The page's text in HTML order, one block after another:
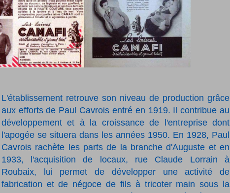
L'établissement retrouve son niveau de production grâce
aux efforts de Paul Cavrois entré en 1919. Il contribue au
développement et à la croissance de l'entreprise dont
l'apogée se situera dans les années 1950. En 1928, Paul
Cavrois rachète les parts de la branche d'Auguste et en
1933, l'acquisition de locaux, rue Claude Lorrain à
Roubaix, lui permet de développer une activité de
fabrication et de négoce de fils à tricoter main sous la